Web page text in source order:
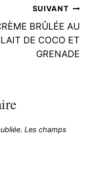
SUIVANT
BRÛLÉE AU
LAIT DE COCO ET
GRENADE
Les champs